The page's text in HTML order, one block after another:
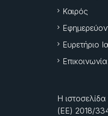
Καιρός
Ευρετήριο
Η
(ΕΕ) 2018/